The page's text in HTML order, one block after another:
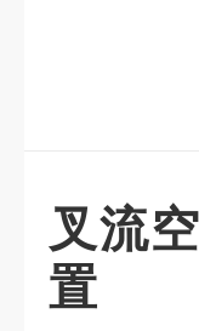
叉流
置